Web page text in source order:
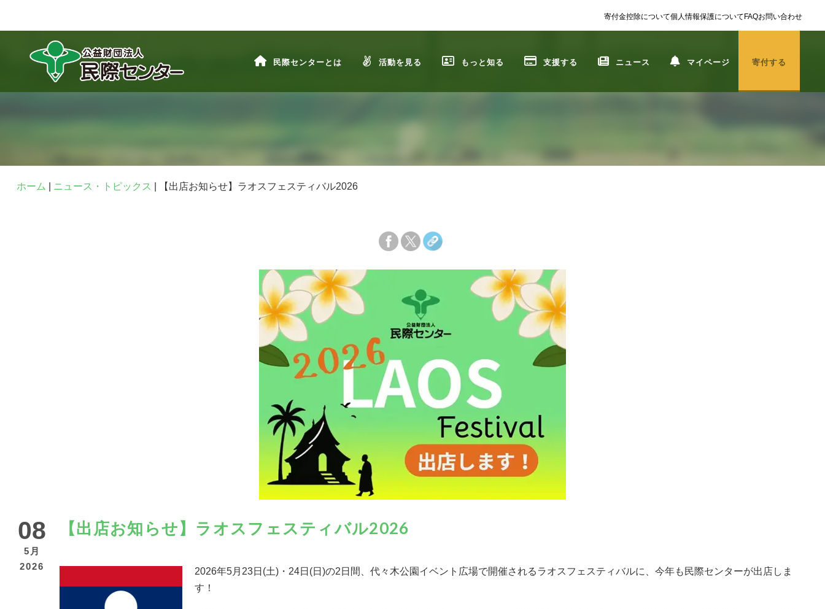
寄付金控除について個人情報保護についてFAQお問い合わせ
民際センターとは 活動を見る もっと知る 支援する ニュース マイページ 寄付する
ホーム ニュース・トピックス 【出店お知らせ】ラオスフェスティバル2026
08
5月
2026
【出店お知らせ】ラオスフェスティバル2026
2026年5月23日(土)・24日(日)の2日間、代々木公園イベント広場で開催されるラオスフェスティバルに、今年も民際センターが出店しま
す！